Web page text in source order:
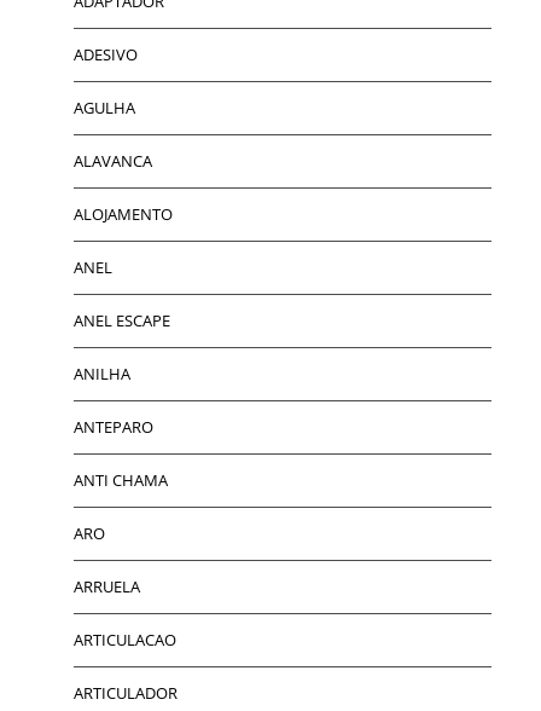
ADESIVO
AGULHA
ALAVANCA
ALOJAMENTO
ANEL
ANEL ESCAPE
ANILHA
ANTEPARO
ANTI CHAMA
ARO
ARRUELA
ARTICULACAO
ARTICULADOR